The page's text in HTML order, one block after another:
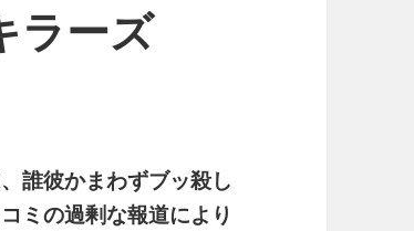
ラーズ
誰彼かまわずブッ殺し
ミの過剰な報道により